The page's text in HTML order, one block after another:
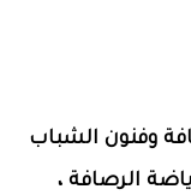
وفنون الشباب
الرصافة ،